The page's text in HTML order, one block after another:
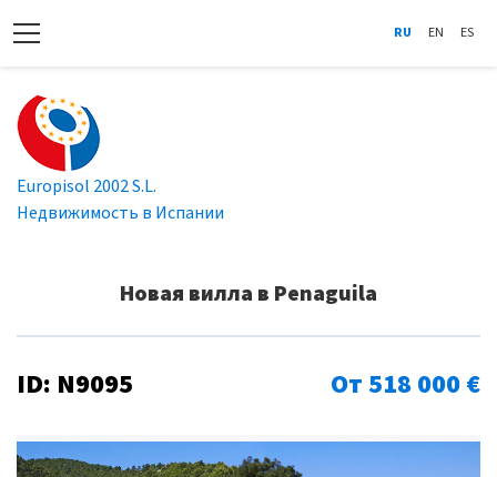
RU EN ES
Europisol 2002 S.L.
Недвижимость в Испании
Новая вилла в Penaguila
ID: N9095 От 518 000 €